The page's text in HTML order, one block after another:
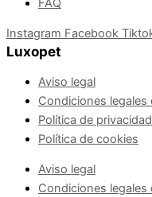
FAQ
Instagram Facebook
Luxopet
Aviso legal
Condiciones legales
Política de privacidad
Política de cookies
Aviso legal
Condiciones legales